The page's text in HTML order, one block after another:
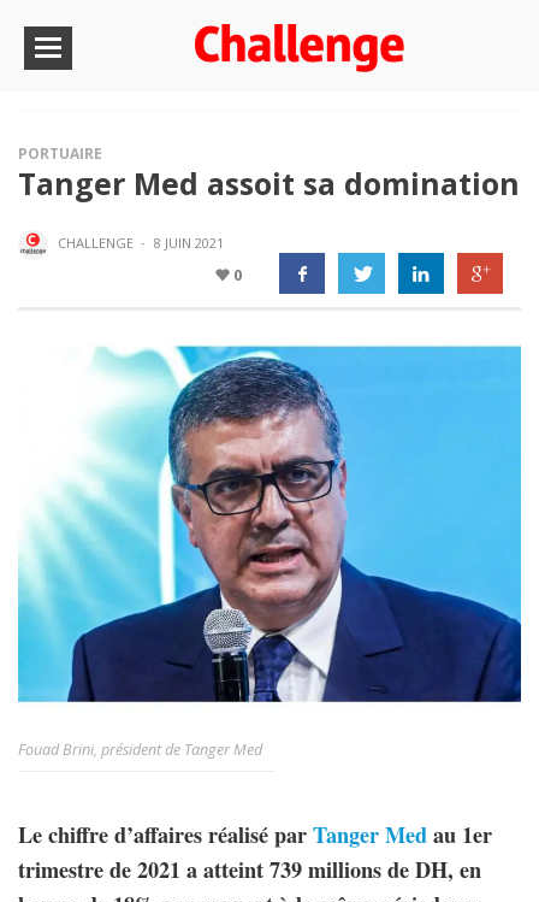
PORTUAIRE
Tanger Med assoit sa domination
CHALLENGE · 8 JUIN 2021
0
Fouad Brini, président de Tanger Med
Le chiffre d’affaires réalisé parTanger Medau 1er
trimestre de 2021 a atteint 739 millions de DH, en